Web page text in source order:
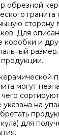
обрезной
гранита
сторону
Для
коробки и
могут
на
для